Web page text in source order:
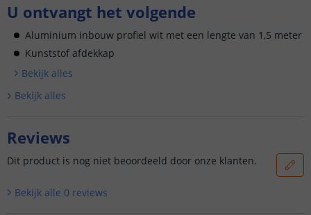
U ontvangt het volgende
Aluminium inbouw profiel wit met een lengte van 1,5 meter
Kunststof afdekkap
Bekijk alles
Bekijk alles
Reviews
Dit product is nog niet beoordeeld door onze klanten.
Bekijk alle 0 reviews